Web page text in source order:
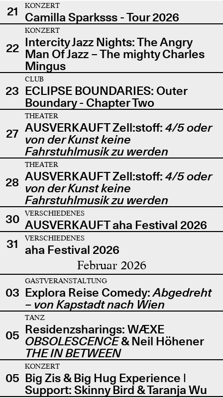
21
KONZERT
Camilla Sparksss - Tour 2026
22
KONZERT
Intercity Jazz Nights: The Angry
Man Of Jazz – The mighty Charles
Mingus
23
CLUB
ECLIPSE BOUNDARIES: Outer
Boundary - Chapter Two
27
THEATER
AUSVERKAUFT Zell:stoff: 4/5 oder
von der Kunst keine
Fahrstuhlmusik zu werden
28
THEATER
AUSVERKAUFT Zell:stoff: 4/5 oder
von der Kunst keine
Fahrstuhlmusik zu werden
30
VERSCHIEDENES
AUSVERKAUFT aha Festival 2026
31
VERSCHIEDENES
aha Festival 2026
Februar 2026
03
GASTVERANSTALTUNG
Explora Reise Comedy:Abgedreht
– von Kapstadt nach Wien
05
TANZ
Residenzsharings: WÆXE
OBSOLESCENCE& Neil Höhener
THE IN BETWEEN
05
KONZERT
Big Zis & Big Hug Experience |
Support: Skinny Bird & Taranja Wu